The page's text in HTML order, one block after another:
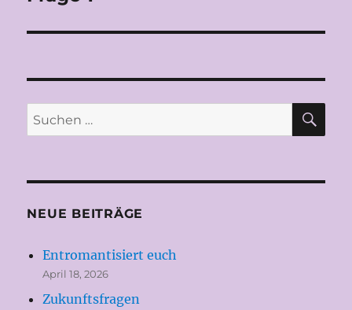
Suchen
nach:
NEUE BEITRÄGE
Entromantisiert euch
April 18, 2026
Zukunftsfragen